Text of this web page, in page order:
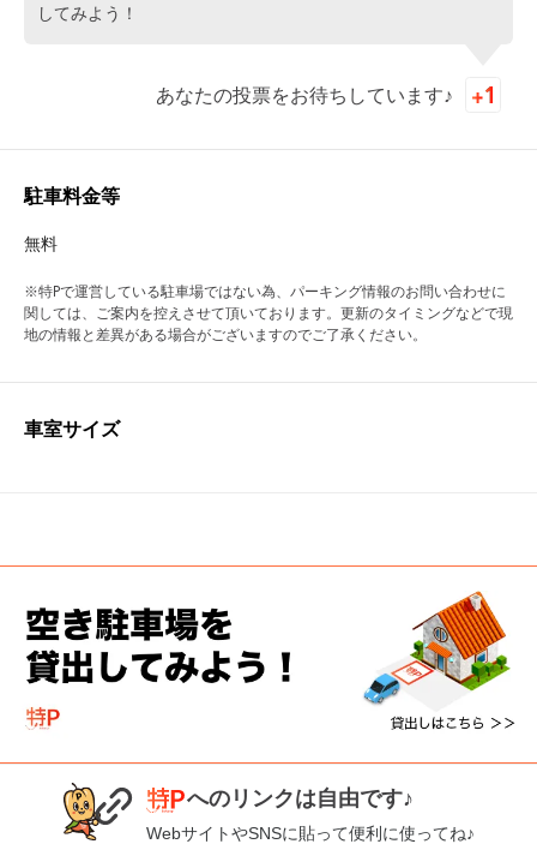
してみよう！
あなたの投票をお待ちしています♪
駐車料金等
無料
※特Pで運営している駐車場ではない為、パーキング情報のお問い合わせに
関しては、ご案内を控えさせて頂いております。更新のタイミングなどで現
地の情報と差異がある場合がございますのでご了承ください。
車室サイズ
へのリンクは自由です♪
WebサイトやSNSに貼って便利に使ってね♪